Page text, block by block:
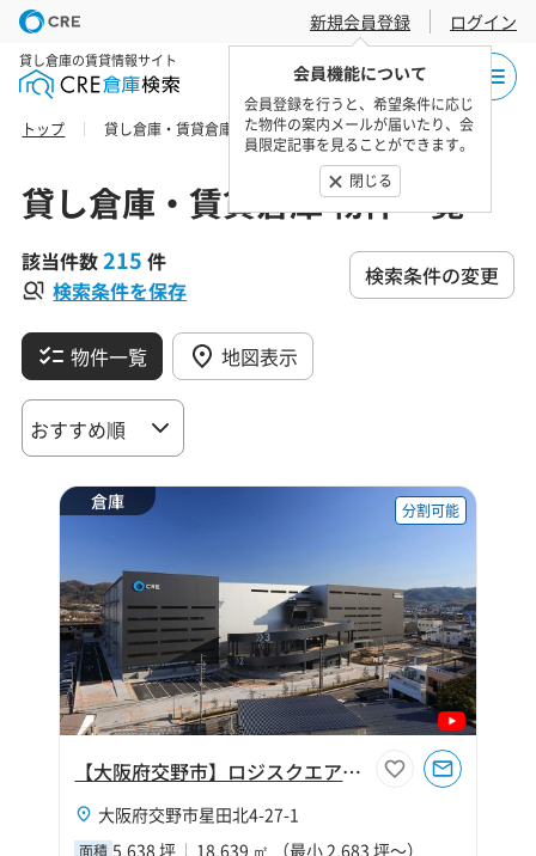
新規会員登録
会員機能について
会員登録を行うと、希望条件に応じ
た物件の案内メールが届いたり、会
員限定記事を見ることができます。
閉じる
ログイン
貸し倉庫の賃貸情報サイト
トップ 貸し倉庫・賃貸倉庫 物件一覧
貸し倉庫・賃貸倉庫 物件一覧
該当件数215 件
検索条件を保存
検索条件の変更
物件一覧 地図表示
倉庫 分割可能
【大阪府交野市】ロジスクエア大阪交野
大阪府交野市星田北4-27-1
面積 5,638 坪 18,639 ㎡ （最小 2,683 坪～）